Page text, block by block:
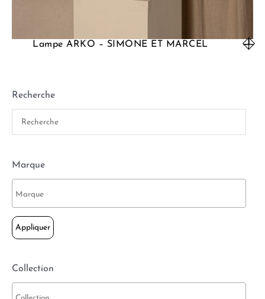
Recherche
Marque
Appliquer
Collection
Lampe ARKO – SIMONE ET MARCEL